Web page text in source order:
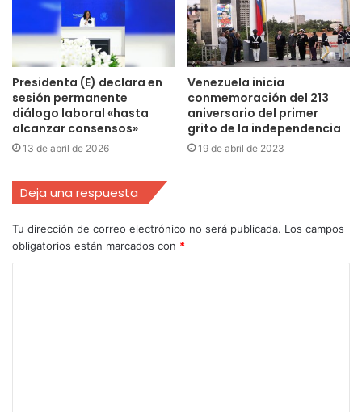
Presidenta (E) declara en
sesión permanente
diálogo laboral «hasta
alcanzar consensos»
13 de abril de 2026
Venezuela inicia
conmemoración del 213
aniversario del primer
grito de la independencia
19 de abril de 2023
Deja una respuesta
Tu dirección de correo electrónico no será publicada. Los campos
obligatorios están marcados con *